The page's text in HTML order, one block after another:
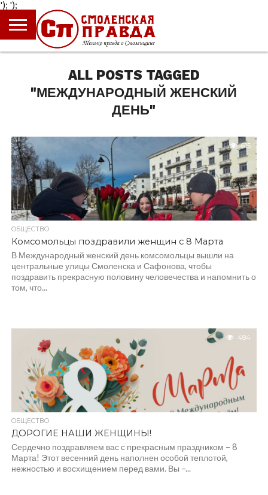
');
ГЛАВНАЯ
НОВОСТИ
ПРОИСШЕСТВИЯ
ПОЛИТИКА
КУЛЬТУРА
ЭКОНОМИКА
ОБЩЕСТВО
БЛОГИ
ALL POSTS TAGGED
"МЕЖДУНАРОДНЫЙ ЖЕНСКИЙ
ДЕНЬ"
615
ОБЩЕСТВО
Комсомольцы поздравили женщин с 8 Марта
В Международный женский день комсомольцы вышли на
центральные улицы Смоленска и Сафонова, чтобы
поздравить прекрасную половину человечества и напомнить о
том, что...
484
ОБЩЕСТВО
ДОРОГИЕ НАШИ ЖЕНЩИНЫ!
Сердечно поздравляем вас с прекрасным праздником – 8
Марта! Этот весенний день наполнен особой теплотой,
нежностью и восхищением перед вами. Вы –...
');